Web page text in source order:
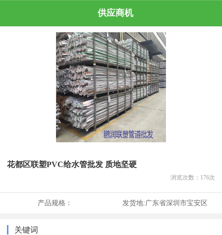
供应商机
花都区联塑PVC给水管批发 质地坚硬
浏览次数： 176次
产品规格： 发货地:广东省深圳市宝安区
关键词